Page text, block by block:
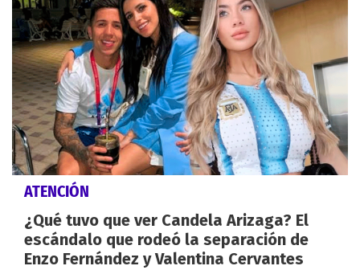
ATENCIÓN
¿Qué tuvo que ver Candela Arizaga? El
escándalo que rodeó la separación de
Enzo Fernández y Valentina Cervantes